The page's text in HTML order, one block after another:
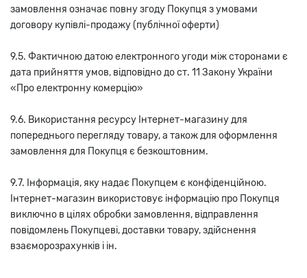
замовлення означає повну згоду Покупця з умовами
договору купівлі-продажу (публічної оферти)
9.5. Фактичною датою електронного угоди між сторонами є
дата прийняття умов, відповідно до ст. 11 Закону України
«Про електронну комерцію»
9.6. Використання ресурсу Інтернет-магазину для
попереднього перегляду товару, а також для оформлення
замовлення для Покупця є безкоштовним.
9.7. Інформація, яку надає Покупцем є конфіденційною.
Інтернет-магазин використовує інформацію про Покупця
виключно в цілях обробки замовлення, відправлення
повідомлень Покупцеві, доставки товару, здійснення
взаєморозрахунків і ін.